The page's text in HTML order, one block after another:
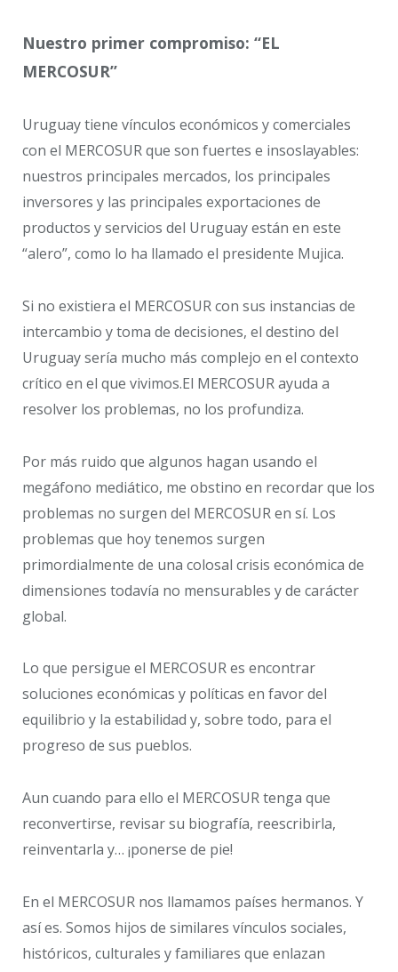
Nuestro primer compromiso: “EL
MERCOSUR”
Uruguay tiene vínculos económicos y comerciales
con el MERCOSUR que son fuertes e insoslayables:
nuestros principales mercados, los principales
inversores y las principales exportaciones de
productos y servicios del Uruguay están en este
“alero”, como lo ha llamado el presidente Mujica.
Si no existiera el MERCOSUR con sus instancias de
intercambio y toma de decisiones, el destino del
Uruguay sería mucho más complejo en el contexto
crítico en el que vivimos.El MERCOSUR ayuda a
resolver los problemas, no los profundiza.
Por más ruido que algunos hagan usando el
megáfono mediático, me obstino en recordar que los
problemas no surgen del MERCOSUR en sí. Los
problemas que hoy tenemos surgen
primordialmente de una colosal crisis económica de
dimensiones todavía no mensurables y de carácter
global.
Lo que persigue el MERCOSUR es encontrar
soluciones económicas y políticas en favor del
equilibrio y la estabilidad y, sobre todo, para el
progreso de sus pueblos.
Aun cuando para ello el MERCOSUR tenga que
reconvertirse, revisar su biografía, reescribirla,
reinventarla y… ¡ponerse de pie!
En el MERCOSUR nos llamamos países hermanos. Y
así es. Somos hijos de similares vínculos sociales,
históricos, culturales y familiares que enlazan